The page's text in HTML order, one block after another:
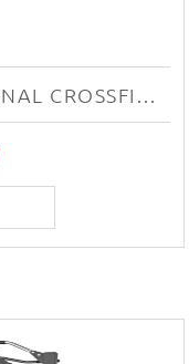
PEGASUS® MULTI FUNCTIONAL CROSSFIT (MFC)